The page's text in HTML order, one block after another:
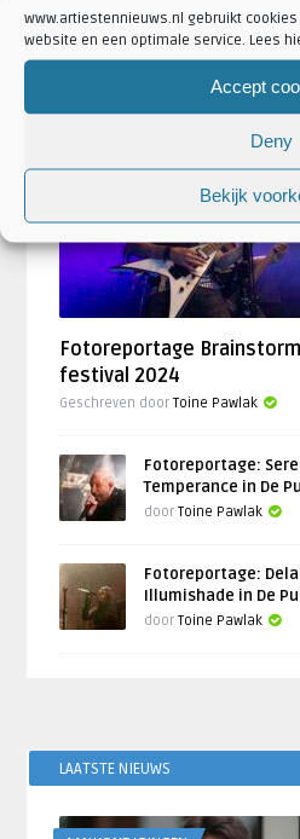
www.artiestennieuws.nl gebruikt
website en een optimale service. Lees
Accept
Deny
Bekijk
FOTOREPORTAGES
Fotoreportage Brainstorm
festival 2024
Geschreven doorToine Pawlak
Fotoreportage:
Temperance in De
doorToine Pawlak
Fotoreportage:
Illumishade in De Pul
doorToine Pawlak
LAATSTE NIEUWS